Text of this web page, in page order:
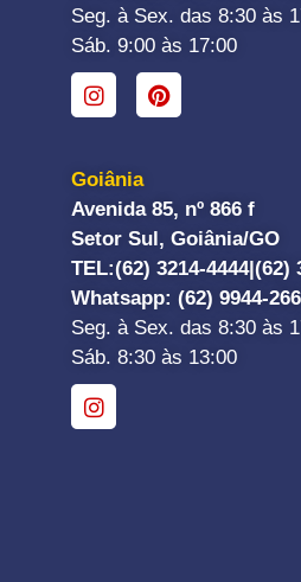
Seg. à Sex. das 8:30 às
Sáb. 9:00 às 17:00
Goiânia
Avenida 85, nº 866 f
Setor Sul, Goiânia/GO
TEL:(62) 3214-4444|(62)
Whatsapp: (62) 9944-
Seg. à Sex. das 8:30 às
Sáb. 8:30 às 13:00